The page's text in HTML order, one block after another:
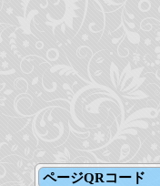
ページQRコード